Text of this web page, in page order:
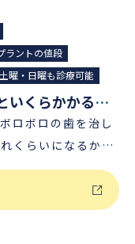
る歯科治療となり
連結した人工歯を
置する治療法で
呼ばれる装置で
総入れ歯と部分入
、インプラン
ン・フォー）と
の歯に対して最少
みで、しっかりと
ン
総入れ歯を使われ
方」などにおすす
な安定性を考慮し
（6本：オールオ
ラントの値段
曜・日曜も診療可能
全部の歯をインプラントにするといくらかかる？内訳と費用負担の軽減方法を解説
ロボロの歯を治し
くらいになるかが
ゃるかと思いま
せて、インプラン